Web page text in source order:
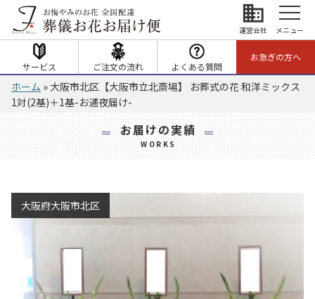
business
運営会社 メニュー
サービス ご注文の流れ よくある質問
お急ぎの方へ
ホーム »大阪市北区【大阪市立北斎場】 お葬式の花 和洋ミックス
1対(2基)＋1基-お通夜届け-
お届けの実績
WORKS
大阪府大阪市北区